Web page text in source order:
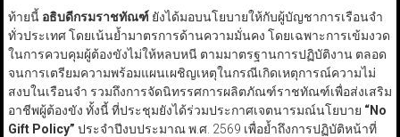
ท้ายนี้ อธิบดีกรมราชทัณฑ์ ยังได้มอบนโยบายให้กับผู้บัญชาการเรือนจำ
ทั่วประเทศ โดยเน้นย้ำมาตรการด้านความมั่นคง โดยเฉพาะการเข้มงวด
ในการควบคุมผู้ต้องขังไม่ให้หลบหนี ตามมาตรฐานการปฏิบัติงาน ตลอด
จนการเตรียมความพร้อมแผนเผชิญเหตุในกรณีเกิดเหตุการณ์ความไม่
สงบในเรือนจำ รวมถึงการจัดนิทรรศการผลิตภัณฑ์ราชทัณฑ์เพื่อส่งเสริม
อาชีพผู้ต้องขัง ทั้งนี้ ที่ประชุมยังได้ร่วมประกาศเจตนารมณ์นโยบาย “No
Gift Policy” ประจำปีงบประมาณ พ.ศ. 2569 เพื่อย้ำถึงการปฏิบัติหน้าที่